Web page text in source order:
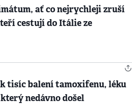
ať co nejrychleji zruší
cestují do Itálie ze
tisíc balení tamoxifenu, léku
nedávno došel